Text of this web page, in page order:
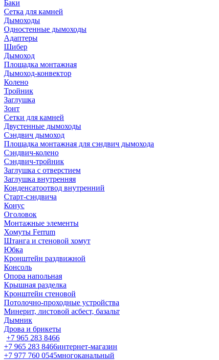
Баки
Сетка для камней
Дымоходы
Одностенные дымоходы
Адаптеры
Шибер
Дымоход
Площадка монтажная
Дымоход-конвектор
Колено
Тройник
Заглушка
Зонт
Сетки для камней
Двустенные дымоходы
Сэндвич дымоход
Площадка монтажная для сэндвич дымохода
Сэндвич-колено
Сэндвич-тройник
Заглушка с отверстием
Заглушка внутренняя
Конденсатоотвод внутренний
Старт-сэндвича
Конус
Оголовок
Монтажные элементы
Хомуты Ferrum
Штанга и стеновой хомут
Юбка
Кронштейн раздвижной
Консоль
Опора напольная
Крышная разделка
Кронштейн стеновой
Потолочно-проходные устройства
Минерит, листовой асбест, базальт
Дымник
Дрова и брикеты
+7 965 283 8466
+7 965 283 8466интернет-магазин
+7 977 760 0545многоканальный